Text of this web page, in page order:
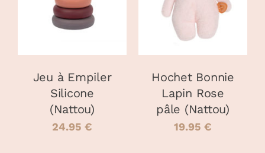
A
PLUSIEURS
PEUVENT
ÊTRE
CHOISIES
SUR
LA
Jeu à Empiler
Silicone
(Nattou)
24.95 €
Hochet Bonnie
Lapin Rose
pâle (Nattou)
19.95 €